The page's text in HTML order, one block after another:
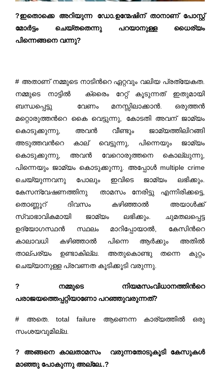
?ഇതൊക്കെ അറിയുന്ന ഡോ.ഉന്മേഷിന് താനാണ് പോസ്റ്റ്
മോർട്ടം ചെയ്തതെന്നു പറയാനുള്ള ധൈര്യം
പിന്നെങ്ങനെ വന്നു?
# അതാണ് നമ്മുടെ നാടിന്‍റെ ഏറ്റവും വലിയ പ്രത്യേകത.
നമ്മുടെ നാട്ടിൽ ക്രൈം റേറ്റ് കൂടുന്നത് ഇതുമായി
ബന്ധപ്പെട്ടു വേണം മനസ്സിലാക്കാൻ. ഒരുത്തൻ
മറ്റൊരുത്തന്‍റെ കൈ വെട്ടുന്നു, കോടതി അവന് ജാമ്യം
കൊടുക്കുന്നു, അവൻ വീണ്ടും ജാമ്യത്തിലിറങ്ങി
അടുത്തവന്‍റെ കാല് വെട്ടുന്നു, പിന്നെയും ജാമ്യം
കൊടുക്കുന്നു, അവൻ വേറൊരുത്തനെ കൊല്ലുന്നു,
പിന്നെയും ജാമ്യം കൊടുക്കുന്നു. അപ്പോൾ multiple crime
ചെയ്യുന്നവനു പോലും ഇവിടെ ജാമ്യം ലഭിക്കും.
കേസന്വേഷണത്തിനു താമസം നേരിട്ടു എന്നിരിക്കട്ടെ,
തൊണ്ണൂറ് ദിവസം കഴിഞ്ഞാൽ അയാൾക്ക്
സ്വാഭാവികമായി ജാമ്യം ലഭിക്കും. ചുമതലപ്പെട്ട
ഉദ്യോഗസ്ഥൻ സ്ഥലം മാറിപ്പോയാൽ, കേസിന്‍റെ
കാലാവധി കഴിഞ്ഞാൽ പിന്നെ ആർക്കും അതിൽ
താല്പര്യം ഉണ്ടാകില്ല. അതുകൊണ്ടു തന്നെ കുറ്റം
ചെയ്യാനുള്ള പ്രവണത കൂടിക്കൂടി വരുന്നു.
? നമ്മുടെ നിയമസംവിധാനത്തിന്‍റെ
പരാജയത്തെപ്പറ്റിയാണോ പറഞ്ഞുവരുന്നത്?
# അതെ. total failure ആണെന്ന കാര്യത്തിൽ ഒരു
സംശയവുമില്ല.
? അങ്ങനെ കാലതാമസം വരുന്നതോടുകൂടി കേസുകൾ
മാഞ്ഞു പോകുന്നു അല്ലേ..?